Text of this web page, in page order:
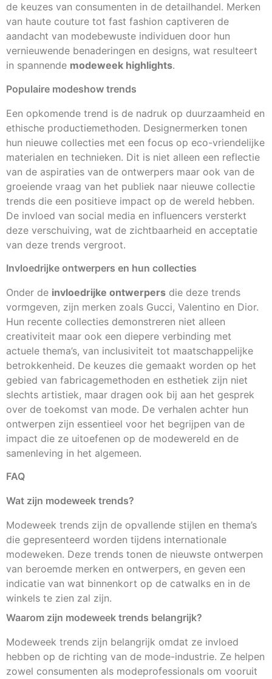
de keuzes van consumenten in de detailhandel. Merken
van haute couture tot fast fashion captiveren de
aandacht van modebewuste individuen door hun
vernieuwende benaderingen en designs, wat resulteert
in spannende modeweek highlights.
Populaire modeshow trends
Een opkomende trend is de nadruk op duurzaamheid en
ethische productiemethoden. Designermerken tonen
hun nieuwe collecties met een focus op eco-vriendelijke
materialen en technieken. Dit is niet alleen een reflectie
van de aspiraties van de ontwerpers maar ook van de
groeiende vraag van het publiek naar nieuwe collectie
trends die een positieve impact op de wereld hebben.
De invloed van social media en influencers versterkt
deze verschuiving, wat de zichtbaarheid en acceptatie
van deze trends vergroot.
Invloedrijke ontwerpers en hun collecties
Onder de invloedrijke ontwerpers die deze trends
vormgeven, zijn merken zoals Gucci, Valentino en Dior.
Hun recente collecties demonstreren niet alleen
creativiteit maar ook een diepere verbinding met
actuele thema’s, van inclusiviteit tot maatschappelijke
betrokkenheid. De keuzes die gemaakt worden op het
gebied van fabricagemethoden en esthetiek zijn niet
slechts artistiek, maar dragen ook bij aan het gesprek
over de toekomst van mode. De verhalen achter hun
ontwerpen zijn essentieel voor het begrijpen van de
impact die ze uitoefenen op de modewereld en de
samenleving in het algemeen.
FAQ
Wat zijn modeweek trends?
Modeweek trends zijn de opvallende stijlen en thema’s
die gepresenteerd worden tijdens internationale
modeweken. Deze trends tonen de nieuwste ontwerpen
van beroemde merken en ontwerpers, en geven een
indicatie van wat binnenkort op de catwalks en in de
winkels te zien zal zijn.
Waarom zijn modeweek trends belangrijk?
Modeweek trends zijn belangrijk omdat ze invloed
hebben op de richting van de mode-industrie. Ze helpen
zowel consumenten als modeprofessionals om vooruit